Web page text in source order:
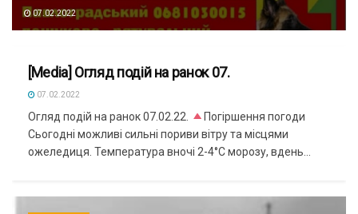
07.02.2022
TELEGRAM
[Media] ​Огляд подій на ранок 07.
07.02.2022
​Огляд подій на ранок 07.02.22.
Погіршення погоди
Сьогодні можливі сильні пориви вітру та місцями
ожеледиця. Температура вночі 2-4°C морозу, вдень...